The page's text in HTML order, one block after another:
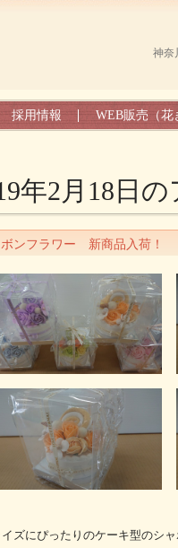
神奈
採用情報 WEB販売（花
年2月18日 の
ンフラワー 新商品入荷！
ズにぴったりのケーキ型のシ